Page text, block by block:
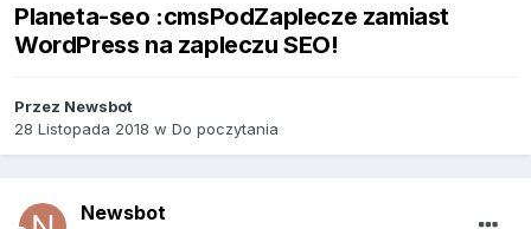
Planeta-seo :cmsPodZaplecze zamiast
WordPress na zapleczu SEO!
Przez Newsbot
28 Listopada 2018 w Do poczytania
Newsbot